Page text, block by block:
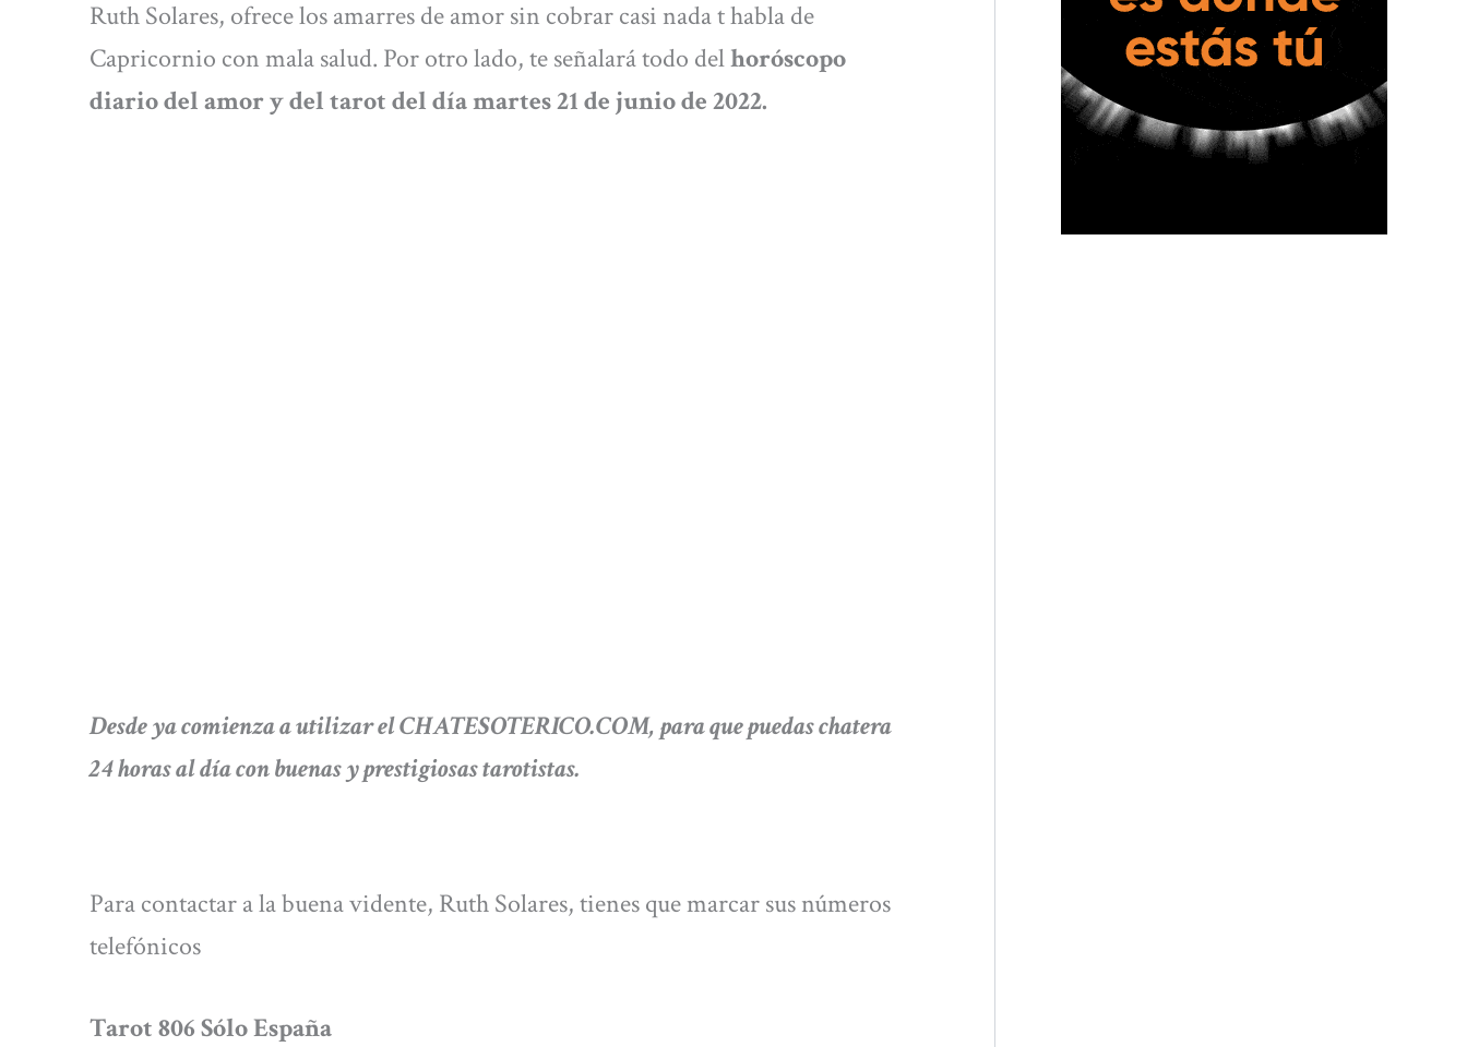
Ruth Solares, ofrece los amarres de amor sin cobrar casi nada t habla de
Capricornio con mala salud. Por otro lado, te señalará todo delhoróscopo
diario del amor y del tarot del día martes 21 de junio de 2022.
Desde ya comienza a utilizar el CHATESOTERICO.COM, para que puedas chatera
24 horas al día con buenas y prestigiosas tarotistas.
Para contactar a la buena vidente, Ruth Solares, tienes que marcar sus números
telefónicos
Tarot 806 Sólo España